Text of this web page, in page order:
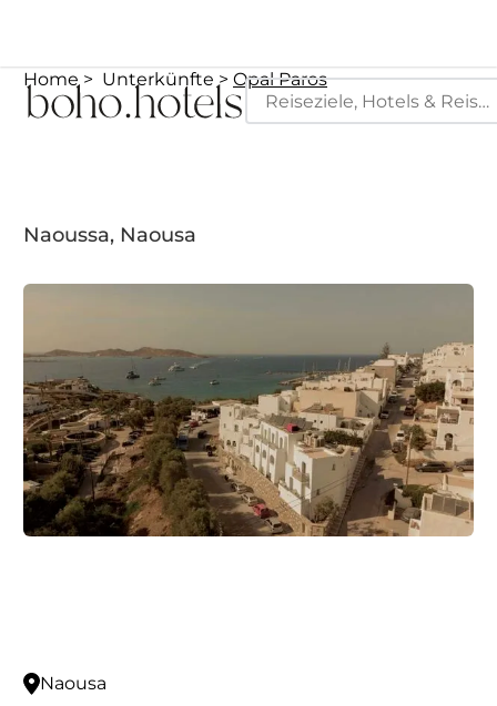
Home Unterkünfte Opal Paros
Naoussa, Naousa
Naousa